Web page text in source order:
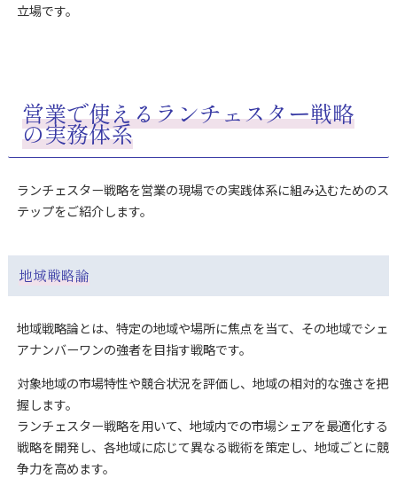
立場です。
営業で使えるランチェスター戦略
の実務体系
ランチェスター戦略を営業の現場での実践体系に組み込むためのス
テップをご紹介します。
地域戦略論
地域戦略論とは、特定の地域や場所に焦点を当て、その地域でシェ
アナンバーワンの強者を目指す戦略です。
対象地域の市場特性や競合状況を評価し、地域の相対的な強さを把
握します。
ランチェスター戦略を用いて、地域内での市場シェアを最適化する
戦略を開発し、各地域に応じて異なる戦術を策定し、地域ごとに競
争力を高めます。